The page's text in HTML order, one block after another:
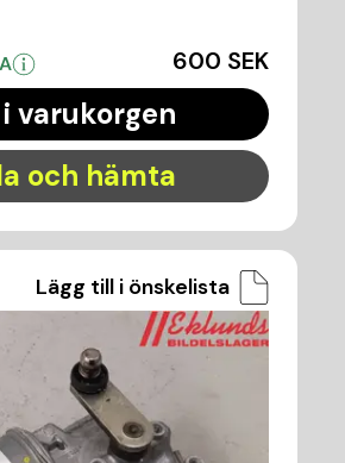
600 SEK
varukorgen
och hämta
Lägg till i önskelista